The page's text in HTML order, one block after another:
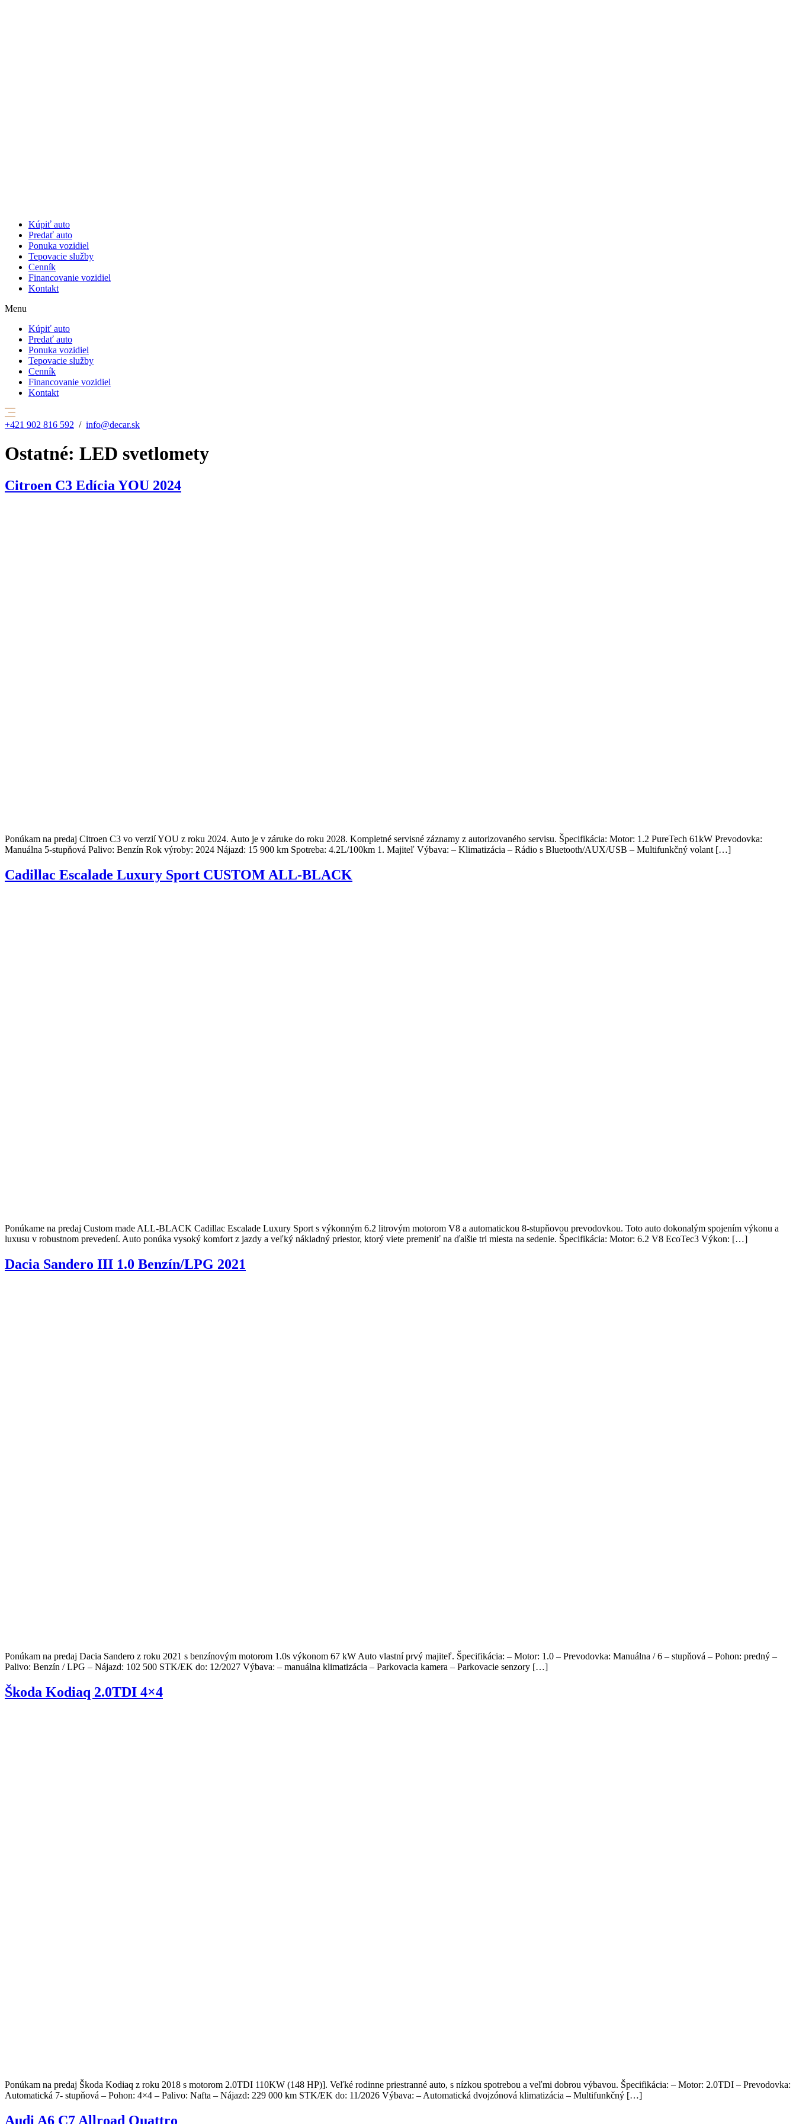
Kúpiť auto
Predať auto
Ponuka vozidiel
Tepovacie služby
Cenník
Financovanie vozidiel
Kontakt
Menu
Kúpiť auto
Predať auto
Ponuka vozidiel
Tepovacie služby
Cenník
Financovanie vozidiel
Kontakt
+421 902 816 592 / info@decar.sk
Ostatné: LED svetlomety
Citroen C3 Edícia YOU 2024
Ponúkam na predaj Citroen C3 vo verzií YOU z roku 2024. Auto je v záruke do roku 2028. Kompletné servisné záznamy z autorizovaného servisu. Špecifikácia: Motor: 1.2 PureTech 61kW Prevodovka:
Manuálna 5-stupňová Palivo: Benzín Rok výroby: 2024 Nájazd: 15 900 km Spotreba: 4.2L/100km 1. Majiteľ Výbava: – Klimatizácia – Rádio s Bluetooth/AUX/USB – Multifunkčný volant […]
Cadillac Escalade Luxury Sport CUSTOM ALL-BLACK
Ponúkame na predaj Custom made ALL-BLACK Cadillac Escalade Luxury Sport s výkonným 6.2 litrovým motorom V8 a automatickou 8-stupňovou prevodovkou. Toto auto dokonalým spojením výkonu a
luxusu v robustnom prevedení. Auto ponúka vysoký komfort z jazdy a veľký nákladný priestor, ktorý viete premeniť na ďalšie tri miesta na sedenie. Špecifikácia: Motor: 6.2 V8 EcoTec3 Výkon: […]
Dacia Sandero III 1.0 Benzín/LPG 2021
Ponúkam na predaj Dacia Sandero z roku 2021 s benzínovým motorom 1.0s výkonom 67 kW Auto vlastní prvý majiteľ. Špecifikácia: – Motor: 1.0 – Prevodovka: Manuálna / 6 – stupňová – Pohon: predný –
Palivo: Benzín / LPG – Nájazd: 102 500 STK/EK do: 12/2027 Výbava: – manuálna klimatizácia – Parkovacia kamera – Parkovacie senzory […]
Škoda Kodiaq 2.0TDI 4×4
Ponúkam na predaj Škoda Kodiaq z roku 2018 s motorom 2.0TDI 110KW (148 HP)]. Veľké rodinne priestranné auto, s nízkou spotrebou a veľmi dobrou výbavou. Špecifikácia: – Motor: 2.0TDI – Prevodovka:
Automatická 7- stupňová – Pohon: 4×4 – Palivo: Nafta – Nájazd: 229 000 km STK/EK do: 11/2026 Výbava: – Automatická dvojzónová klimatizácia – Multifunkčný […]
Audi A6 C7 Allroad Quattro